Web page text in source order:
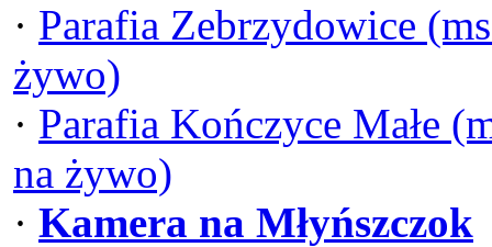
· Parafia Zebrzydowice
żywo)
· Parafia Kończyce Małe
na żywo)
· Kamera na Młyńszczok